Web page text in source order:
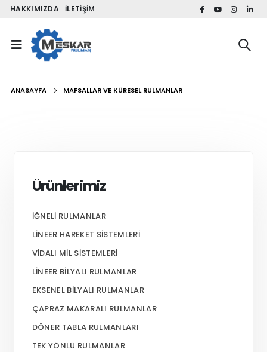
HAKKIMIZDA İLETIŞIM
ANASAYFA MAFSALLAR VE KÜRESEL RULMANLAR
Ürünlerimiz
İĞNELI RULMANLAR
LINEER HAREKET SISTEMLERI
VIDALI MIL SISTEMLERI
LINEER BILYALI RULMANLAR
EKSENEL BILYALI RULMANLAR
ÇAPRAZ MAKARALI RULMANLAR
DÖNER TABLA RULMANLARI
TEK YÖNLÜ RULMANLAR